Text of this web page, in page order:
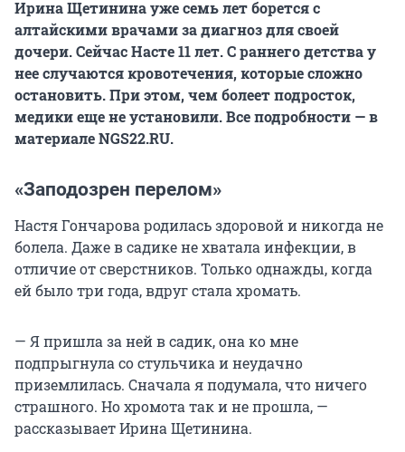
Ирина Щетинина уже семь лет борется с
алтайскими врачами за диагноз для своей
дочери. Сейчас Насте 11 лет. С раннего детства у
нее случаются кровотечения, которые сложно
остановить. При этом, чем болеет подросток,
медики еще не установили. Все подробности — в
материале NGS22.RU.
«Заподозрен перелом»
Настя Гончарова родилась здоровой и никогда не
болела. Даже в садике не хватала инфекции, в
отличие от сверстников. Только однажды, когда
ей было три года, вдруг стала хромать.
— Я пришла за ней в садик, она ко мне
подпрыгнула со стульчика и неудачно
приземлилась. Сначала я подумала, что ничего
страшного. Но хромота так и не прошла, —
рассказывает Ирина Щетинина.